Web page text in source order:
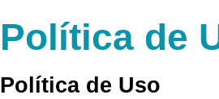
Política de
Política de Uso